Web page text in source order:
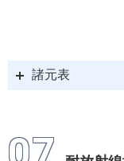
2022/04/26
諸元表